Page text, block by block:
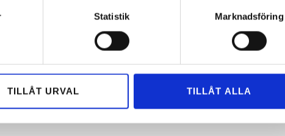
Statistik Marknadsföring
TILLÅT URVAL TILLÅT ALLA
own scene where he preforms together with well known
playroom, ski shop, ski rental, toilets and Lenny´s own
lift and offers a magnificent view in all directions . Here you
hungry Folkes Café is nearby . There are also toilet near